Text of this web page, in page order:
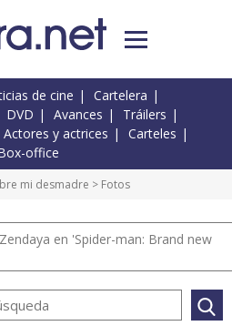
de cine
Cartelera
DVD Avances
Tráilers
Actores y actrices
Carteles
office
mi desmadre > Fotos
en 'Spider-man: Brand new